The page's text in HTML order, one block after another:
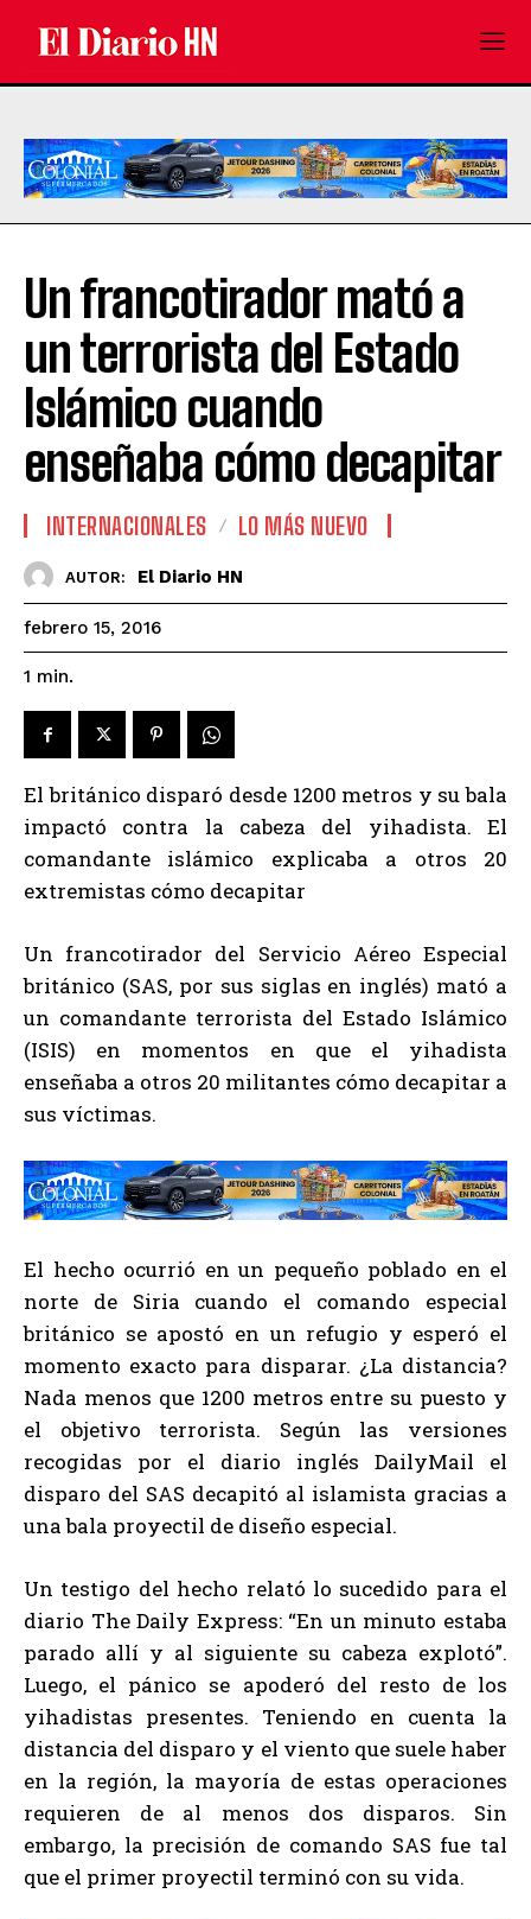
Un francotirador mató a
un terrorista del Estado
Islámico cuando
enseñaba cómo decapitar
INTERNACIONALES LO MÁS NUEVO
AUTOR: El Diario HN
febrero 15, 2016
1 min.
El británico disparó desde 1200 metros y su bala
impactó contra la cabeza del yihadista. El
comandante islámico explicaba a otros 20
extremistas cómo decapitar
Un francotirador del Servicio Aéreo Especial
británico (SAS, por sus siglas en inglés) mató a
un comandante terrorista del Estado Islámico
(ISIS) en momentos en que el yihadista
enseñaba a otros 20 militantes cómo decapitar a
sus víctimas.
El hecho ocurrió en un pequeño poblado en el
norte de Siria cuando el comando especial
británico se apostó en un refugio y esperó el
momento exacto para disparar. ¿La distancia?
Nada menos que 1200 metros entre su puesto y
el objetivo terrorista. Según las versiones
recogidas por el diario inglés DailyMail el
disparo del SAS decapitó al islamista gracias a
una bala proyectil de diseño especial.
Un testigo del hecho relató lo sucedido para el
diario The Daily Express: “En un minuto estaba
parado allí y al siguiente su cabeza explotó”.
Luego, el pánico se apoderó del resto de los
yihadistas presentes. Teniendo en cuenta la
distancia del disparo y el viento que suele haber
en la región, la mayoría de estas operaciones
requieren de al menos dos disparos. Sin
embargo, la precisión de comando SAS fue tal
que el primer proyectil terminó con su vida.